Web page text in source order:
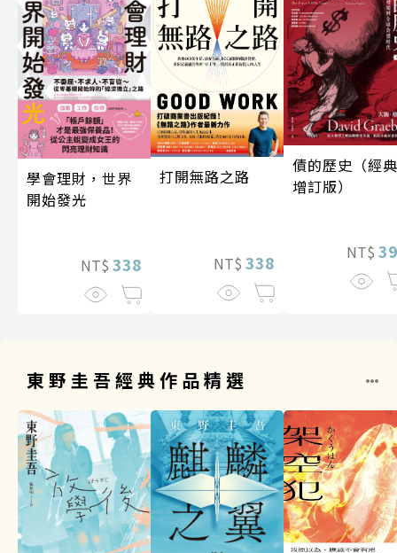
學會理財，世界
開始發光
NT$ 338
打開無路之路
NT$ 338
債的歷史（經典
增訂版）
NT$
東野圭吾經典作品精選